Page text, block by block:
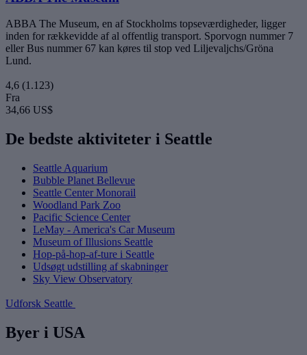
ABBA The Museum, en af Stockholms topseværdigheder, ligger
inden for rækkevidde af al offentlig transport. Sporvogn nummer 7
eller Bus nummer 67 kan køres til stop ved Liljevaljchs/Gröna
Lund.
4,6 (1.123)
Fra
34,66 US$
De bedste aktiviteter i Seattle
Seattle Aquarium
Bubble Planet Bellevue
Seattle Center Monorail
Woodland Park Zoo
Pacific Science Center
LeMay - America's Car Museum
Museum of Illusions Seattle
Hop-på-hop-af-ture i Seattle
Udsøgt udstilling af skabninger
Sky View Observatory
Udforsk Seattle
Byer i USA